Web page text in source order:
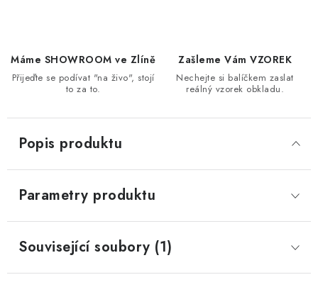
Máme SHOWROOM ve Zlíně
Přijeďte se podívat "na živo", stojí
to za to.
Zašleme Vám VZOREK
Nechejte si balíčkem zaslat
reálný vzorek obkladu.
Popis produktu
Parametry produktu
Související soubory (1)